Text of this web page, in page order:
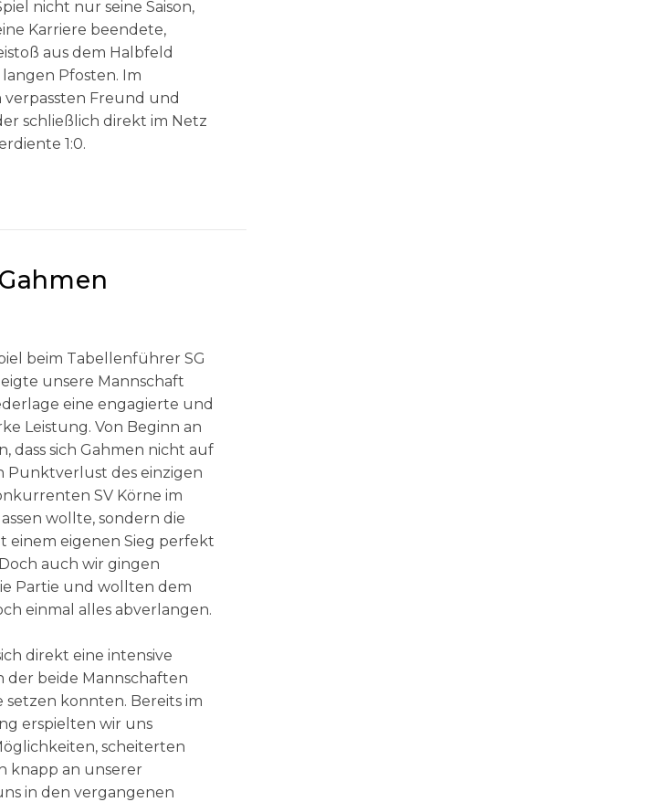
nicht nur seine Saison,
Karriere beendete,
aus dem Halbfeld
Pfosten. Im
Freund und
schließlich direkt im Netz
1:0.
beim Tabellenführer SG
unsere Mannschaft
eine engagierte und
Leistung. Von Beginn an
dass sich Gahmen nicht auf
Punktverlust des einzigen
SV Körne im
wollte, sondern die
einem eigenen Sieg perfekt
auch wir gingen
Partie und wollten dem
einmal alles abverlangen.
direkt eine intensive
der beide Mannschaften
setzen konnten. Bereits im
erspielten wir uns
scheiterten
knapp an unserer
in den vergangenen